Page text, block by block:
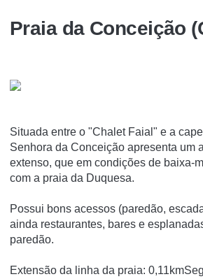
Praia da Conceição
Situada entre o "Chalet Faial" e a
Senhora da Conceição apresenta um
extenso, que em condições de baixa-
com a praia da Duquesa.
Possui bons acessos (paredão,
ainda restaurantes, bares e
paredão.
Extensão da linha da praia: